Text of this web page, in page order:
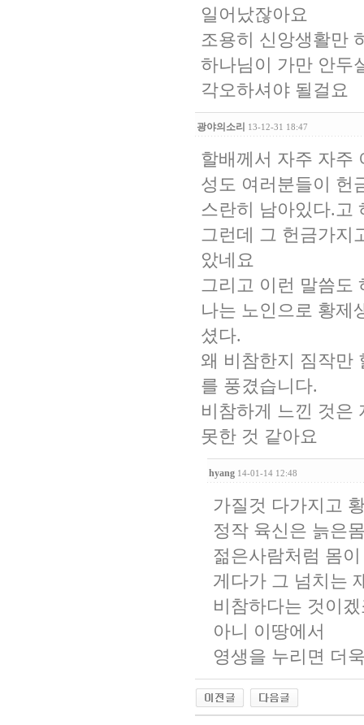
일어났잖아요
조용히 신앙생활만
하나님이 가만 안두
각오하셔야 될걸요
광야의소리 13-12-31 18:47
할배께서 자주 자주
성도 여러분들이 헌
스란히 남아있다.고
그런데 그 헌금가지
았네요
그리고 이런 말씀도
나는 노인으로 황제
셨다.
왜 비참한지 짐작만
를 풍겼습니다.
비참하게 느낀 것은
못한 것 같아요
hyang 14-01-14 12:48
가질것 다가지고
정작 육신은 늙은
젊은사람처럼 몸
게다가 그 넘치는
비참하다는 것이
아니 이땅에서
영생을 누리면 더